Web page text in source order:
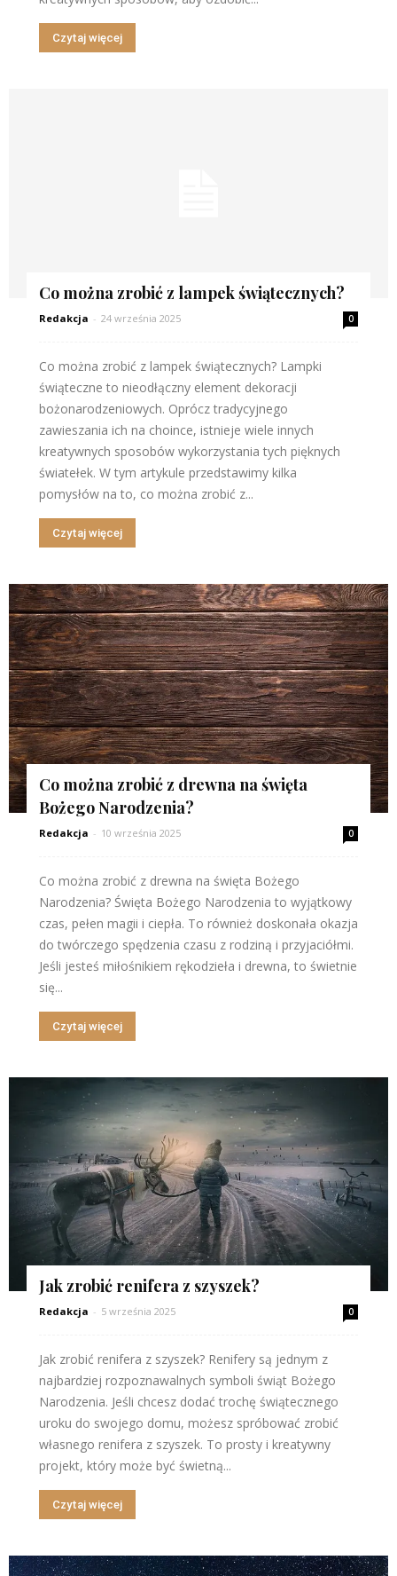
Czytaj więcej
Co można zrobić z lampek świątecznych?
Redakcja - 24 września 2025 0
Co można zrobić z lampek świątecznych? Lampki
świąteczne to nieodłączny element dekoracji
bożonarodzeniowych. Oprócz tradycyjnego
zawieszania ich na choince, istnieje wiele innych
kreatywnych sposobów wykorzystania tych pięknych
światełek. W tym artykule przedstawimy kilka
pomysłów na to, co można zrobić z...
Czytaj więcej
Co można zrobić z drewna na święta
Bożego Narodzenia?
Redakcja - 10 września 2025 0
Co można zrobić z drewna na święta Bożego
Narodzenia? Święta Bożego Narodzenia to wyjątkowy
czas, pełen magii i ciepła. To również doskonała okazja
do twórczego spędzenia czasu z rodziną i przyjaciółmi.
Jeśli jesteś miłośnikiem rękodzieła i drewna, to świetnie
się...
Czytaj więcej
Jak zrobić renifera z szyszek?
Redakcja - 5 września 2025 0
Jak zrobić renifera z szyszek? Renifery są jednym z
najbardziej rozpoznawalnych symboli świąt Bożego
Narodzenia. Jeśli chcesz dodać trochę świątecznego
uroku do swojego domu, możesz spróbować zrobić
własnego renifera z szyszek. To prosty i kreatywny
projekt, który może być świetną...
Czytaj więcej